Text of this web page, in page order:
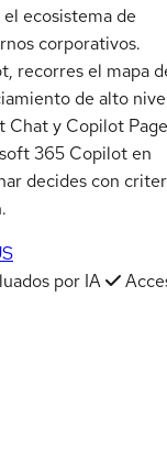
ecosistema de
corporativos.
recorres el mapa
de alto
y Copilot
365 Copilot en
decides con
por IA